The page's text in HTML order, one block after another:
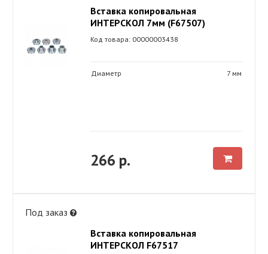
Вставка копировальная
ИНТЕРСКОЛ 7мм (F67507)
Код товара: 00000003438
Диаметр 7 мм
266 р.
Под заказ
Вставка копировальная
ИНТЕРСКОЛ F67517